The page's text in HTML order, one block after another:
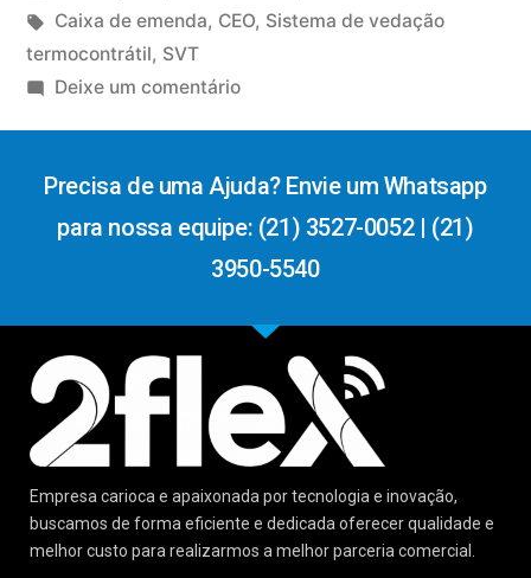
Caixa de emenda, CEO, Sistema de vedação
termocontrátil, SVT
Deixe um comentário
Precisa de uma Ajuda? Envie um Whatsapp
para nossa equipe: (21) 3527-0052 | (21)
3950-5540
Empresa carioca e apaixonada por tecnologia e inovação,
buscamos de forma eficiente e dedicada oferecer qualidade e
melhor custo para realizarmos a melhor parceria comercial.